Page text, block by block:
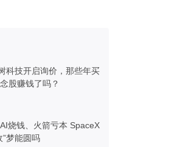
科技开启询价，那些年买
股赚钱了吗？
烧钱、火箭亏本 SpaceX
”梦能圆吗